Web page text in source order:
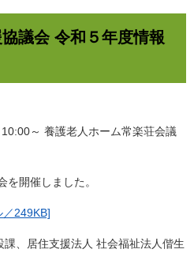
議会 令和５年度情報
～ 養護老人ホーム常楽荘会議
開催しました。
249KB]
、居住支援法人 社会福祉法人偕生